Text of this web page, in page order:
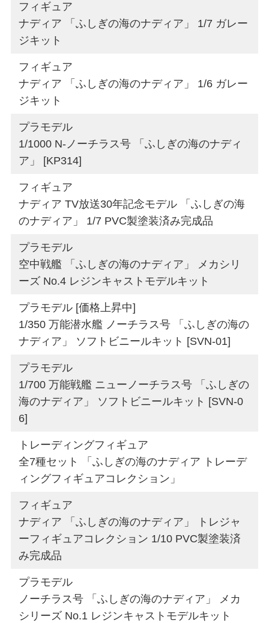
フィギュア
ナディア 「ふしぎの海のナディア」 1/7 ガレー
ジキット
フィギュア
ナディア 「ふしぎの海のナディア」 1/6 ガレー
ジキット
プラモデル
1/1000 N-ノーチラス号 「ふしぎの海のナディ
ア」 [KP314]
フィギュア
ナディア TV放送30年記念モデル 「ふしぎの海
のナディア」 1/7 PVC製塗装済み完成品
プラモデル
空中戦艦 「ふしぎの海のナディア」 メカシリ
ーズ No.4 レジンキャストモデルキット
プラモデル [価格上昇中]
1/350 万能潜水艦 ノーチラス号 「ふしぎの海の
ナディア」 ソフトビニールキット [SVN-01]
プラモデル
1/700 万能戦艦 ニューノーチラス号 「ふしぎの
海のナディア」 ソフトビニールキット [SVN-0
6]
トレーディングフィギュア
全7種セット 「ふしぎの海のナディア トレーデ
ィングフィギュアコレクション」
フィギュア
ナディア 「ふしぎの海のナディア」 トレジャ
ーフィギュアコレクション 1/10 PVC製塗装済
み完成品
プラモデル
ノーチラス号 「ふしぎの海のナディア」 メカ
シリーズ No.1 レジンキャストモデルキット